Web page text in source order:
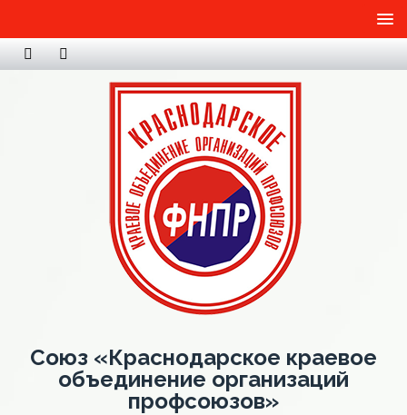
Союз «Краснодарское краевое
объединение организаций
профсоюзов»